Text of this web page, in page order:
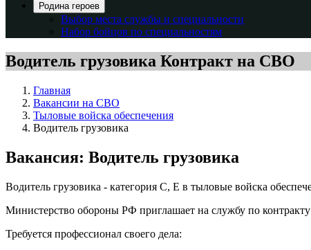
Родина героев
Выбор места службы и специальности
Набор бойцов по специальностям
Водитель грузовика Контракт на СВО
Главная
Вакансии на СВО
Тыловые войска обеспечения
Водитель грузовика
Вакансия: Водитель грузовика
Водитель грузовика - категория С, Е в тыловые войска
Министерство обороны РФ приглашает на службу по
Требуется профессионал своего дела: